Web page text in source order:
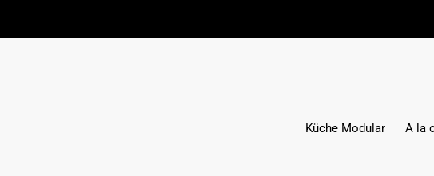
Küche Modular A la